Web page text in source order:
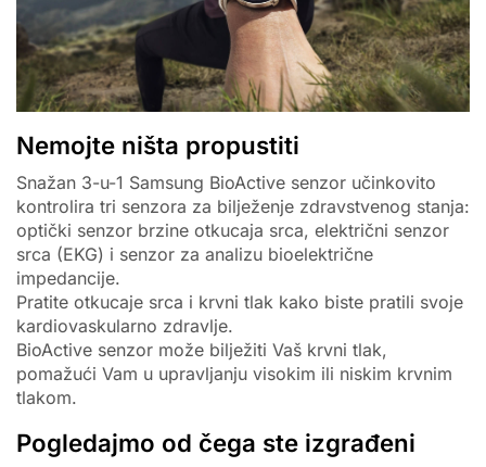
Nemojte ništa propustiti
Snažan 3-u-1 Samsung BioActive senzor učinkovito
kontrolira tri senzora za bilježenje zdravstvenog stanja:
optički senzor brzine otkucaja srca, električni senzor
srca (EKG) i senzor za analizu bioelektrične
impedancije.
Pratite otkucaje srca i krvni tlak kako biste pratili svoje
kardiovaskularno zdravlje.
BioActive senzor može bilježiti Vaš krvni tlak,
pomažući Vam u upravljanju visokim ili niskim krvnim
tlakom.
Pogledajmo od čega ste izgrađeni